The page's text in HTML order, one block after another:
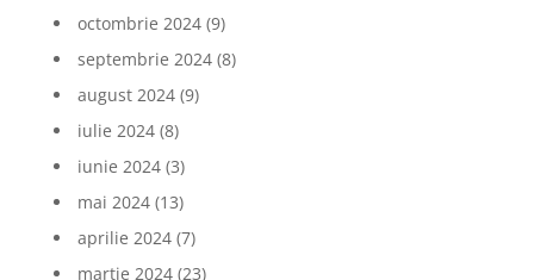
octombrie 2024(9)
septembrie 2024(8)
august 2024(9)
iulie 2024(8)
iunie 2024(3)
mai 2024(13)
aprilie 2024(7)
martie 2024(23)